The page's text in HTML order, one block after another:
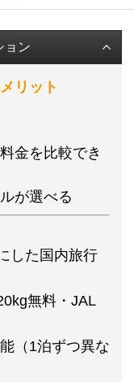
ョン
リット
金を比較でき
が選べる
した国内旅行
無料・JAL
（1泊ずつ異な